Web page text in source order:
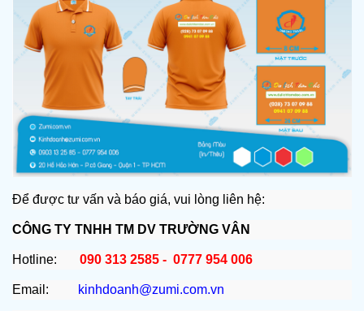
Để được tư vấn và báo giá, vui lòng liên hệ:
CÔNG TY TNHH TM DV TRƯỜNG VÂN
Hotline: 090 313 2585 - 0777 954 006
Email: kinhdoanh@zumi.com.vn